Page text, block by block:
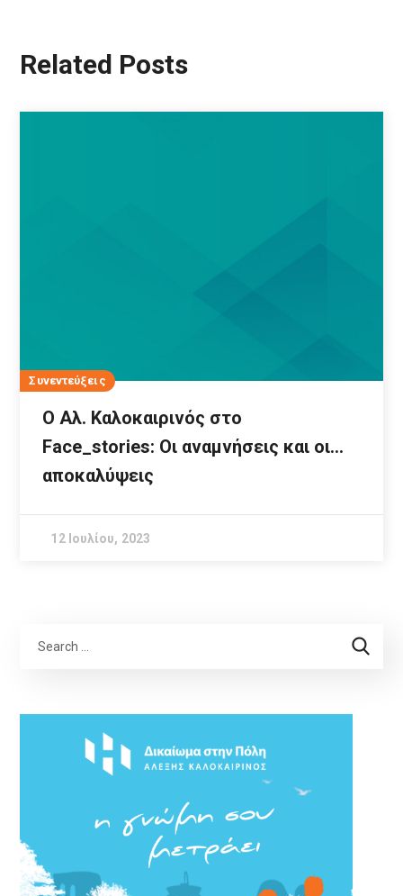
Related Posts
Συνεντεύξεις
Ο Αλ. Καλοκαιρινός στο
Face_stories: Οι αναμνήσεις και οι…
αποκαλύψεις
12 Ιουλίου, 2023